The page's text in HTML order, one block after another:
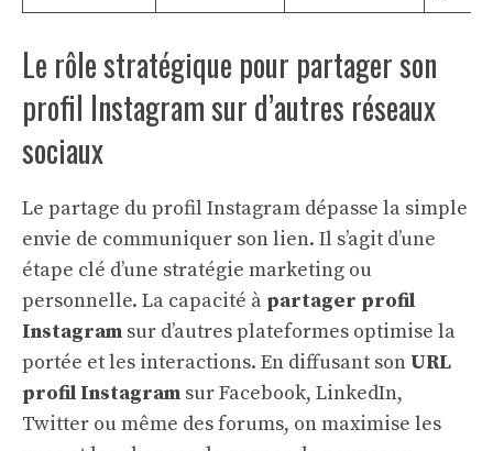
Le rôle stratégique pour partager son
profil Instagram sur d’autres réseaux
sociaux
Le partage du profil Instagram dépasse la simple
envie de communiquer son lien. Il s’agit d’une
étape clé d’une stratégie marketing ou
personnelle. La capacité à partager profil
Instagram sur d’autres plateformes optimise la
portée et les interactions. En diffusant son URL
profil Instagram sur Facebook, LinkedIn,
Twitter ou même des forums, on maximise les